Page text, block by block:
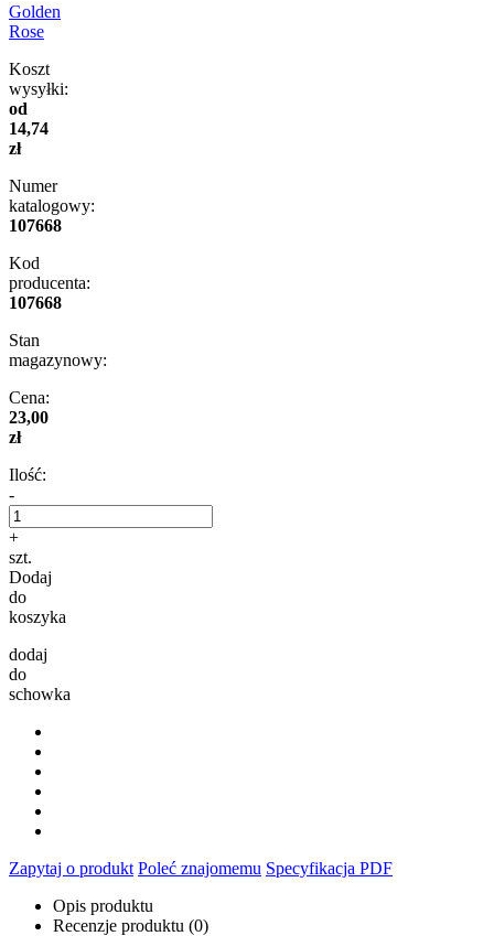
Golden
Rose
Koszt
wysyłki:
od
14,74
zł
Numer
katalogowy:
107668
Kod
producenta:
107668
Stan
magazynowy:
Cena:
23,00
zł
Ilość:
-
+
szt.
Dodaj
do
koszyka
dodaj
do
schowka
Zapytaj o produkt Poleć znajomemu Specyfikacja PDF
Opis produktu
Recenzje produktu (0)